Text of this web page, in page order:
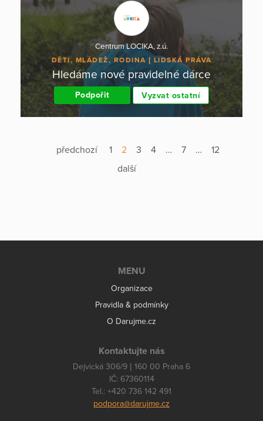
Centrum LOCIKA, z.ú.
DĚTI, MLÁDEŽ, RODINA LIDSKÁ PRÁVA
Hledáme nové pravidelné dárce
Podpořit Vyzvat ostatní
předchozí 1 2 3 4 … 7 …
12
další
MENU
Organizace
Pravidla & podmínky
O Darujme.cz
Kontaktujte nás
Dejvická 306/9 | 160 00 Praha 6
IČ: 67360114
Tel.: +420 736 142 491
podpora@darujme.cz